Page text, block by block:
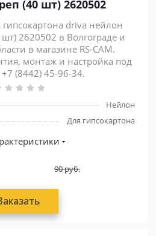
(40 шт) 2620502
driva нейлон
2620502 в Волгограде и
в магазине RS-CAM.
монтаж и настройка под
(8442) 45-96-34.
Нейлон
Для гипсокартона
90руб.